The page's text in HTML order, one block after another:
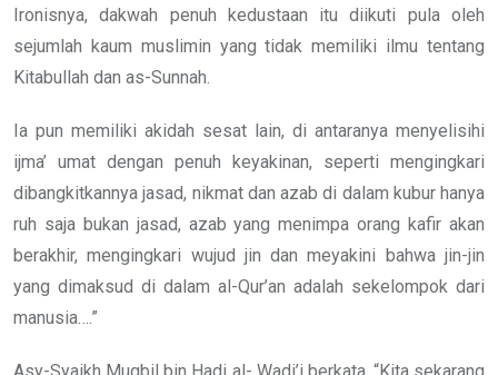
Ironisnya, dakwah penuh kedustaan itu diikuti pula oleh
sejumlah kaum muslimin yang tidak memiliki ilmu tentang
Kitabullah dan as-Sunnah.
Ia pun memiliki akidah sesat lain, di antaranya menyelisihi
ijma’ umat dengan penuh keyakinan, seperti mengingkari
dibangkitkannya jasad, nikmat dan azab di dalam kubur hanya
ruh saja bukan jasad, azab yang menimpa orang kafir akan
berakhir, mengingkari wujud jin dan meyakini bahwa jin-jin
yang dimaksud di dalam al-Qur’an adalah sekelompok dari
manusia….”